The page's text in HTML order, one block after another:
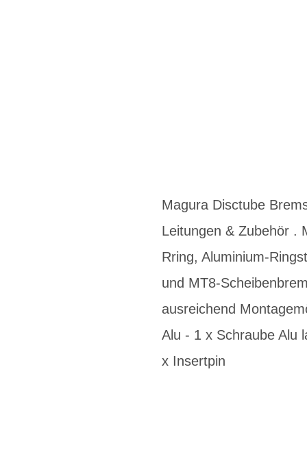
Magura Disctube
Leitungen & Zubehör .
Rring, Aluminium-
und MT8-
ausreichend
Alu - 1 x Schraube Alu
x Insertpin